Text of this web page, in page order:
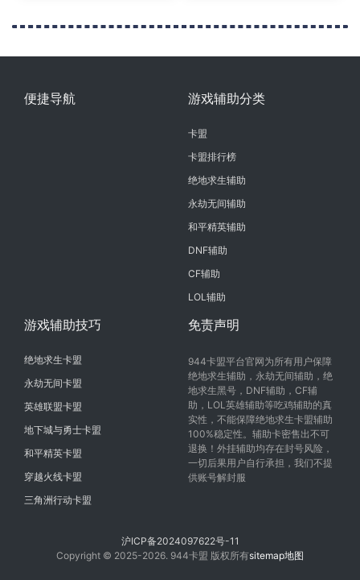
便捷导航 游戏辅助分类
卡盟
卡盟排行榜
绝地求生辅助
永劫无间辅助
和平精英辅助
DNF辅助
CF辅助
LOL辅助
游戏辅助技巧
绝地求生卡盟
永劫无间卡盟
英雄联盟卡盟
地下城与勇士卡盟
和平精英卡盟
穿越火线卡盟
三角洲行动卡盟
免责声明
944卡盟平台官网为所有用户保障
绝地求生辅助，永劫无间辅助，绝
地求生黑号，DNF辅助，CF辅
助，LOL英雄辅助等吃鸡辅助的真
实性，不能保障绝地求生卡盟辅助
100%稳定性。辅助卡密售出不可
退换！外挂辅助均存在封号风险，
一切后果用户自行承担，我们不提
供账号解封服
沪ICP备2024097622号-11
Copyright © 2025-2026. 944卡盟 版权所有sitemap地图